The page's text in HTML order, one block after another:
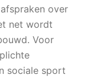
over
net wordt
Voor
sociale sport